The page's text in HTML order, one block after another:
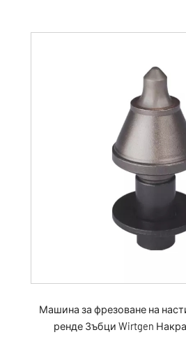
Машина за фрезоване на
ренде Зъбци Wirtgen